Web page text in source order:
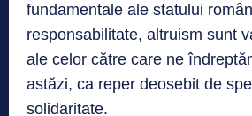
fundamentale ale statului
responsabilitate, altruism sunt
ale celor către care ne
astăzi, ca reper deosebit de
solidaritate.